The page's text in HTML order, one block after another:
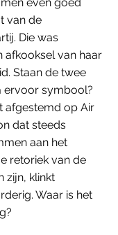
van de
Die was
afkooksel van haar
Staan de twee
ervoor symbool?
afgestemd op Air
dat steeds
aan het
retoriek van de
zijn, klinkt
Waar is het